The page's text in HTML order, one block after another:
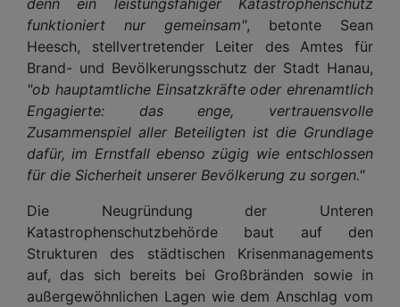
funktioniert nur gemeinsam", betonte Sean
Heesch, stellvertretender Leiter des Amtes für
Brand- und Bevölkerungsschutz der Stadt Hanau,
"ob hauptamtliche Einsatzkräfte oder ehrenamtlich
Engagierte: das enge, vertrauensvolle
Zusammenspiel aller Beteiligten ist die Grundlage
dafür, im Ernstfall ebenso zügig wie entschlossen
für die Sicherheit unserer Bevölkerung zu sorgen."
Die Neugründung der Unteren
Katastrophenschutzbehörde baut auf den
Strukturen des städtischen Krisenmanagements
auf, das sich bereits bei Großbränden sowie in
außergewöhnlichen Lagen wie dem Anschlag vom